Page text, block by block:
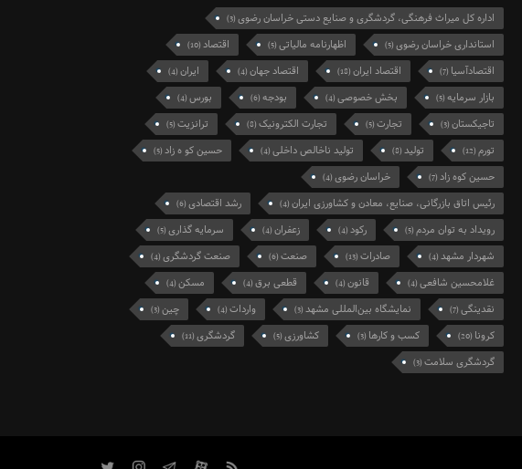
اداره کل میراث فرهنگی، گردشگری و صنایع دستی خراسان رضوی(3)
استانداری خراسان رضوی(5) اظهارنامه مالیاتی(5) اقتصاد(10)
اقتصادآسیا (7) اقتصاد ایران(18) اقتصاد جهان(4) ایران(4)
بازار سرمایه(5) بخش خصوصی(4) بودجه(6) بورس(4)
تاجیکستان(3) تجارت(5) تجارت الکترونیک(8) ترانزیت(5)
تورم(12) تولید(8) تولید ناخالص داخلی(4) حسین کو ه زاد(5)
حسین کوه زاد(7) خراسان رضوی(4)
رئیس اتاق بازرگانی، صنایع، معادن و کشاورزی ایران(4) رشد اقتصادی(6)
رویداد به توان مردم(5) رکود(4) زعفران(4) سرمایه گذاری(5)
شهردار مشهد(4) صادرات(13) صنعت(6) صنعت گردشگری(4)
غلامحسین شافعی(4) قانون(4) قطعی برق(4) مسکن(4)
نقدینگی(7) نمایشگاه بین‌المللی مشهد(3) واردات(4) چین(3)
کرونا (20) کسب و کارها (3) کشاورزی(5) گردشگری(11)
گردشگری سلامت(3)